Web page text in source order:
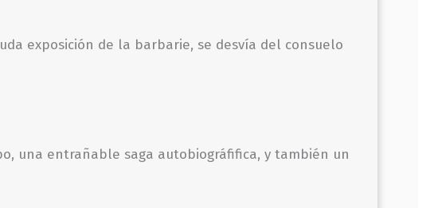
exposición de la barbarie, se desvía del consuelo
una entrañable saga autobiográfifica, y también un